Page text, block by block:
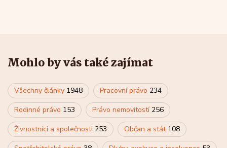
Mohlo by vás také zajímat
Všechny články 1948 Pracovní právo 234
Rodinné právo 153 Právo nemovitostí 256
Živnostníci a společnosti 253 Občan a stát 108